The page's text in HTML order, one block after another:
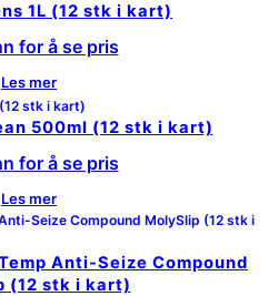
1L (12 stk i kart)
for å se pris
Les mer
500ml (12 stk i kart)
for å se pris
Les mer
Anti-Seize Compound
(12 stk i kart)